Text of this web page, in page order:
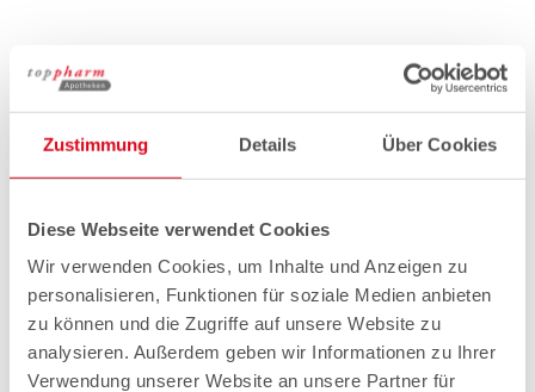
Zustimmung Details Über Cookies
Diese Webseite verwendet Cookies
Wir verwenden Cookies, um Inhalte und Anzeigen zu
personalisieren, Funktionen für soziale Medien anbieten
zu können und die Zugriffe auf unsere Website zu
analysieren. Außerdem geben wir Informationen zu Ihrer
Verwendung unserer Website an unsere Partner für